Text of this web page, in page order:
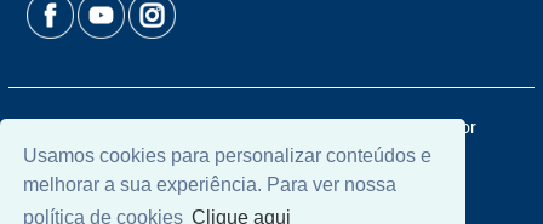
Usamos cookies para personalizar conteúdos e
melhorar a sua experiência. Para ver nossa
política de cookies Clique aqui
© 2026 | Chamoun Imóveis | CRECI: 5965J | Desenvolvido por
Universal Software.